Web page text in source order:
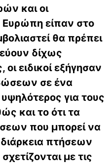
και οι
Ευρώπη είπαν στο
θα πρέπει
δίχως
ειδικοί εξήγησαν
σε ένα
για τους
και το ότι τα
που μπορεί να
πτήσεων
με τις